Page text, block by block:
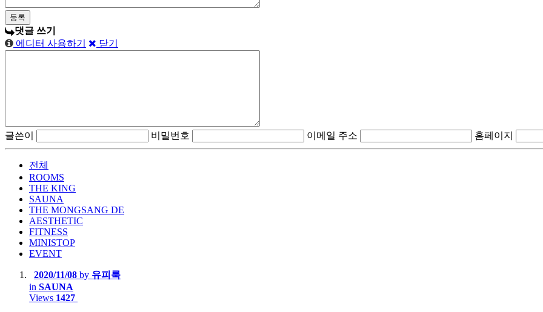
댓글 쓰기
에디터 사용하기
닫기
글쓴이 비밀번호 이메일 주소 홈페이지
전체
ROOMS
THE KING
SAUNA
THE MONGSANG DE
AESTHETIC
FITNESS
MINISTOP
EVENT
2020/11/08 by 유피룩
in SAUNA
Views 1427